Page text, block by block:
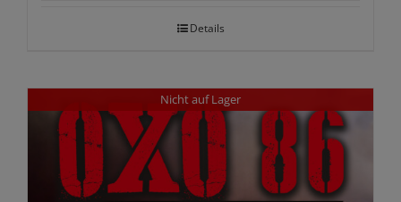
Details
Nicht auf Lager